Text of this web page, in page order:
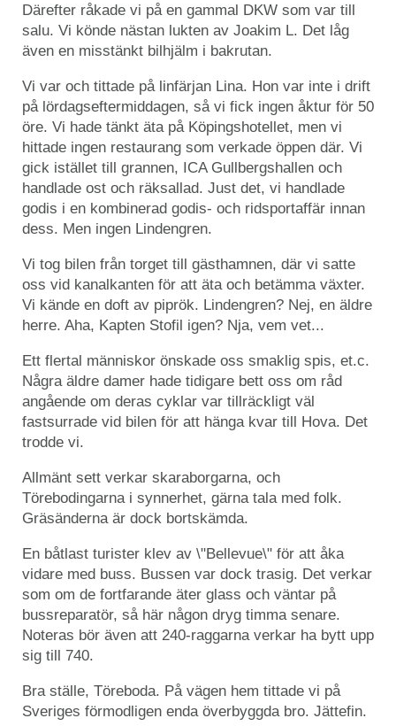
Därefter råkade vi på en gammal DKW som var till
salu. Vi könde nästan lukten av Joakim L. Det låg
även en misstänkt bilhjälm i bakrutan.
Vi var och tittade på linfärjan Lina. Hon var inte i drift
på lördagseftermiddagen, så vi fick ingen åktur för 50
öre. Vi hade tänkt äta på Köpingshotellet, men vi
hittade ingen restaurang som verkade öppen där. Vi
gick istället till grannen, ICA Gullbergshallen och
handlade ost och räksallad. Just det, vi handlade
godis i en kombinerad godis- och ridsportaffär innan
dess. Men ingen Lindengren.
Vi tog bilen från torget till gästhamnen, där vi satte
oss vid kanalkanten för att äta och betämma växter.
Vi kände en doft av piprök. Lindengren? Nej, en äldre
herre. Aha, Kapten Stofil igen? Nja, vem vet...
Ett flertal människor önskade oss smaklig spis, et.c.
Några äldre damer hade tidigare bett oss om råd
angående om deras cyklar var tillräckligt väl
fastsurrade vid bilen för att hänga kvar till Hova. Det
trodde vi.
Allmänt sett verkar skaraborgarna, och
Törebodingarna i synnerhet, gärna tala med folk.
Gräsänderna är dock bortskämda.
En båtlast turister klev av \"Bellevue\" för att åka
vidare med buss. Bussen var dock trasig. Det verkar
som om de fortfarande äter glass och väntar på
bussreparatör, så här någon dryg timma senare.
Noteras bör även att 240-raggarna verkar ha bytt upp
sig till 740.
Bra ställe, Töreboda. På vägen hem tittade vi på
Sveriges förmodligen enda överbyggda bro. Jättefin.